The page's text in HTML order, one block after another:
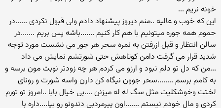
خونه نریم ...
این که خوب و عالیه ..منم دیروز پیشنهاد دادم ولی قبول نکردی ......در
حموم همه جوره میتونیم با هم کار کنیم .......باشه پس بریم .......در
سالن انتظار و قبل ازرفتن به نمره سحر هر جور می نشست مورد توجه
شدید قرار می گرفت دامن کوتاهش حتی شورتشم نمایش می داد
...من که دل تو دلم نبود و ارزو می کردم هر چه زودتر نوبت مون برسه و
به کامم برسم ........سحر جوون نیگاه کن دارن واسه شورت و رونای
لختت وخوشکلیت مثل سگ له له میزنن ....بی خیال بابا ..امروز تو تورم
کردی و مال خودم نیستم .......اون پیرمردبی دندونو رو بپا....داره با